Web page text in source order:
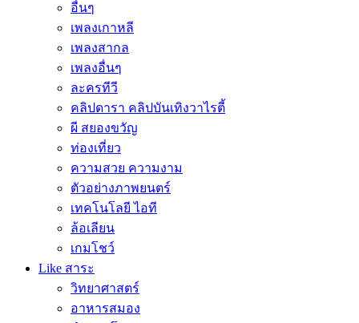
อื่นๆ
เพลงเกาหลี
เพลงสากล
เพลงอื่นๆ
ละครทีวี
คลิปดารา คลิปบันเทิงวาไรตี้
ผี สยองขวัญ
ท่องเที่ยว
ความสวย ความงาม
ตัวอย่างภาพยนตร์
เทคโนโลยี ไอที
ล้อเลียน
เกมโชว์
Like สาระ
วิทยาศาสตร์
อาหารสมอง